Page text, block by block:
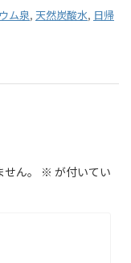
ム泉, 天然炭酸水, 日帰
ん。 ※ が付いてい